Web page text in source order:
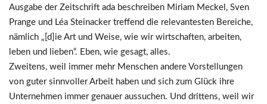
Ausgabe der Zeitschrift ada beschreiben Miriam Meckel, Sven
Prange und Léa Steinacker treffend die relevantesten Bereiche,
nämlich „[d]ie Art und Weise, wie wir wirtschaften, arbeiten,
leben und lieben“. Eben, wie gesagt, alles.
Zweitens, weil immer mehr Menschen andere Vorstellungen
von guter sinnvoller Arbeit haben und sich zum Glück ihre
Unternehmen immer genauer aussuchen. Und drittens, weil wir